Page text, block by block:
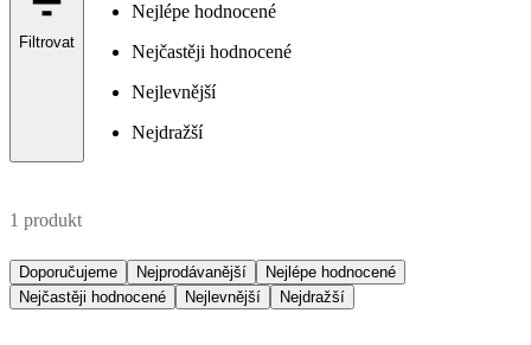
Filtrovat
Nejlépe hodnocené
Nejčastěji hodnocené
Nejlevnější
Nejdražší
1 produkt
Doporučujeme Nejprodávanější
Nejlépe hodnocené
Nejčastěji hodnocené
Nejlevnější Nejdražší